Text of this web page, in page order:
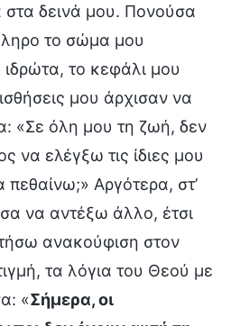
δεινά μου. Πονούσα
το σώμα μου
το κεφάλι μου
μου άρχισαν να
«Σε όλη μου τη ζωή, δεν
να ελέγξω τις ίδιες μου
πεθαίνω;» Αργότερα, στ’
να αντέξω άλλο, έτσι
ανακούφιση στον
τα λόγια του Θεού με
«Σήμερα, οι